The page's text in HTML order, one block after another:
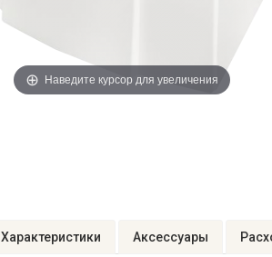
Наведите курсор для увеличения
Характеристики Аксессуары